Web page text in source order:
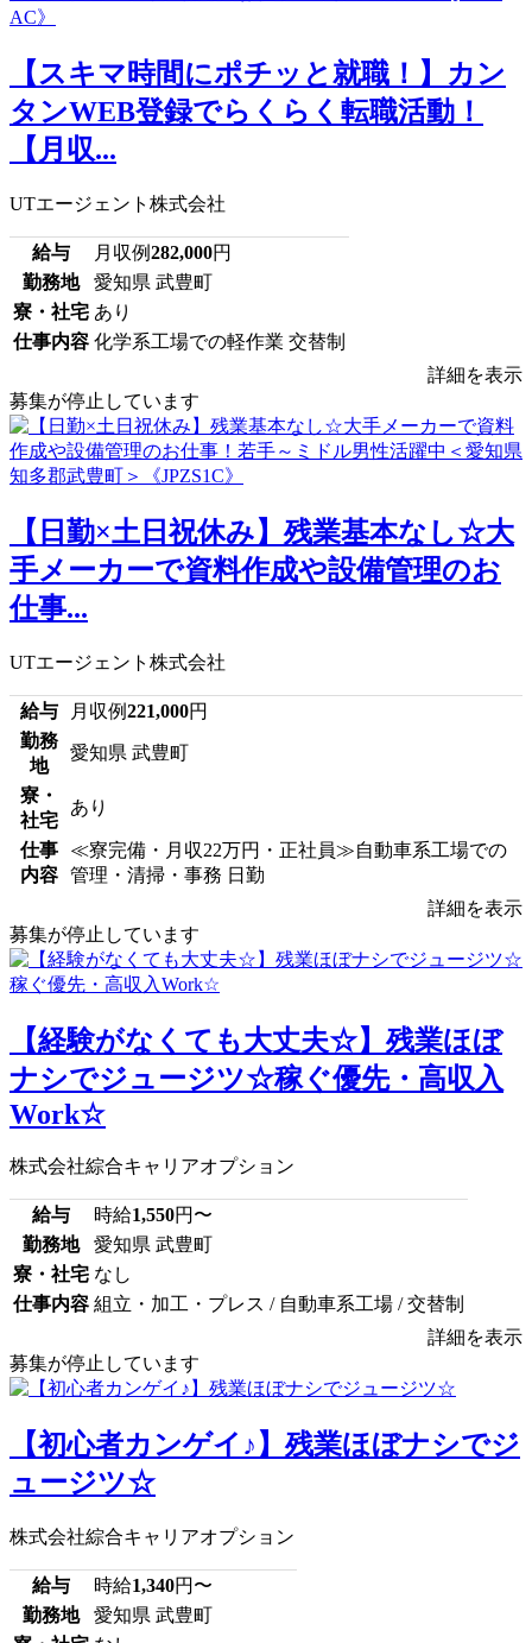
【スキマ時間にポチッと就職！】カン
タンWEB登録でらくらく転職活動！
【月収...
UTエージェント株式会社
給与 月収例282,000円
勤務地
愛知県 武豊町
寮・社宅 あり
仕事内容 化学系工場での軽作業 交替制
詳細を表示
募集が停止しています
【日勤×土日祝休み】残業基本なし☆大
手メーカーで資料作成や設備管理のお
仕事...
UTエージェント株式会社
給与 月収例221,000円
勤務
地
愛知県 武豊町
寮・
社宅
あり
仕事
内容
≪寮完備・月収22万円・正社員≫自動車系工場での
管理・清掃・事務 日勤
詳細を表示
募集が停止しています
【経験がなくても大丈夫☆】残業ほぼ
ナシでジュージツ☆稼ぐ優先・高収入
Work☆
株式会社綜合キャリアオプション
給与 時給1,550円〜
勤務地
愛知県 武豊町
寮・社宅 なし
仕事内容 組立・加工・プレス / 自動車系工場 / 交替制
詳細を表示
募集が停止しています
【初心者カンゲイ♪】残業ほぼナシでジ
ュージツ☆
株式会社綜合キャリアオプション
給与 時給1,340円〜
勤務地
愛知県 武豊町